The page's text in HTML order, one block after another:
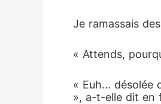
Je ramassais
« Attends,
« Euh...
», a-t-elle dit en